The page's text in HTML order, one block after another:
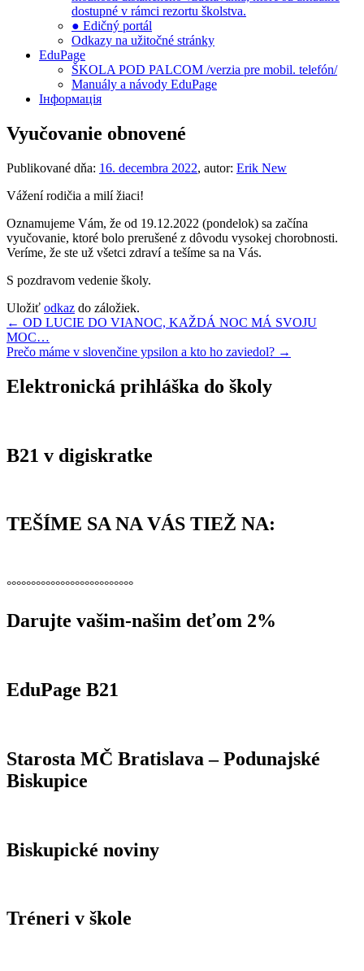
dostupné v rámci rezortu školstva.
● Edičný portál
Odkazy na užitočné stránky
EduPage
ŠKOLA POD PALCOM /verzia pre mobil. telefón/
Manuály a návody EduPage
Інформація
Vyučovanie obnovené
Publikované dňa: 16. decembra 2022, autor: Erik New
Vážení rodičia a milí žiaci!
Oznamujeme Vám, že od 19.12.2022 (pondelok) sa začína
vyučovanie, ktoré bolo prerušené z dôvodu vysokej chorobnosti.
Veríme, že ste už všetci zdraví a tešíme sa na Vás.
S pozdravom vedenie školy.
Uložiť odkaz do záložiek.
Navigácia
v
← OD LUCIE DO VIANOC, KAŽDÁ NOC MÁ SVOJU
MOC…
Prečo máme v slovenčine ypsilon a kto ho zaviedol? →
Elektronická prihláška do školy
B21 v digiskratke
TEŠÍME SA NA VÁS TIEŽ NA:
°°°°°°°°°°°°°°°°°°°°°°°°°°
Darujte vašim-našim deťom 2%
EduPage B21
Starosta MČ Bratislava – Podunajské
Biskupice
Biskupické noviny
Tréneri v škole